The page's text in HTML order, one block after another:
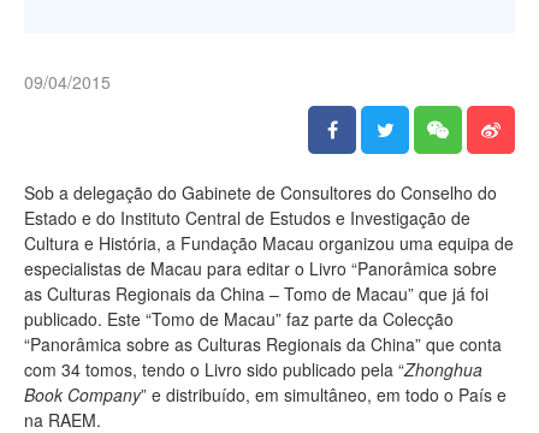
09/04/2015
Sob a delegação do Gabinete de Consultores do Conselho do
Estado e do Instituto Central de Estudos e Investigação de
Cultura e História, a Fundação Macau organizou uma equipa de
especialistas de Macau para editar o Livro “Panorâmica sobre
as Culturas Regionais da China – Tomo de Macau” que já foi
publicado. Este “Tomo de Macau” faz parte da Colecção
“Panorâmica sobre as Culturas Regionais da China” que conta
com 34 tomos, tendo o Livro sido publicado pela “Zhonghua
Book Company” e distribuído, em simultâneo, em todo o País e
na RAEM.